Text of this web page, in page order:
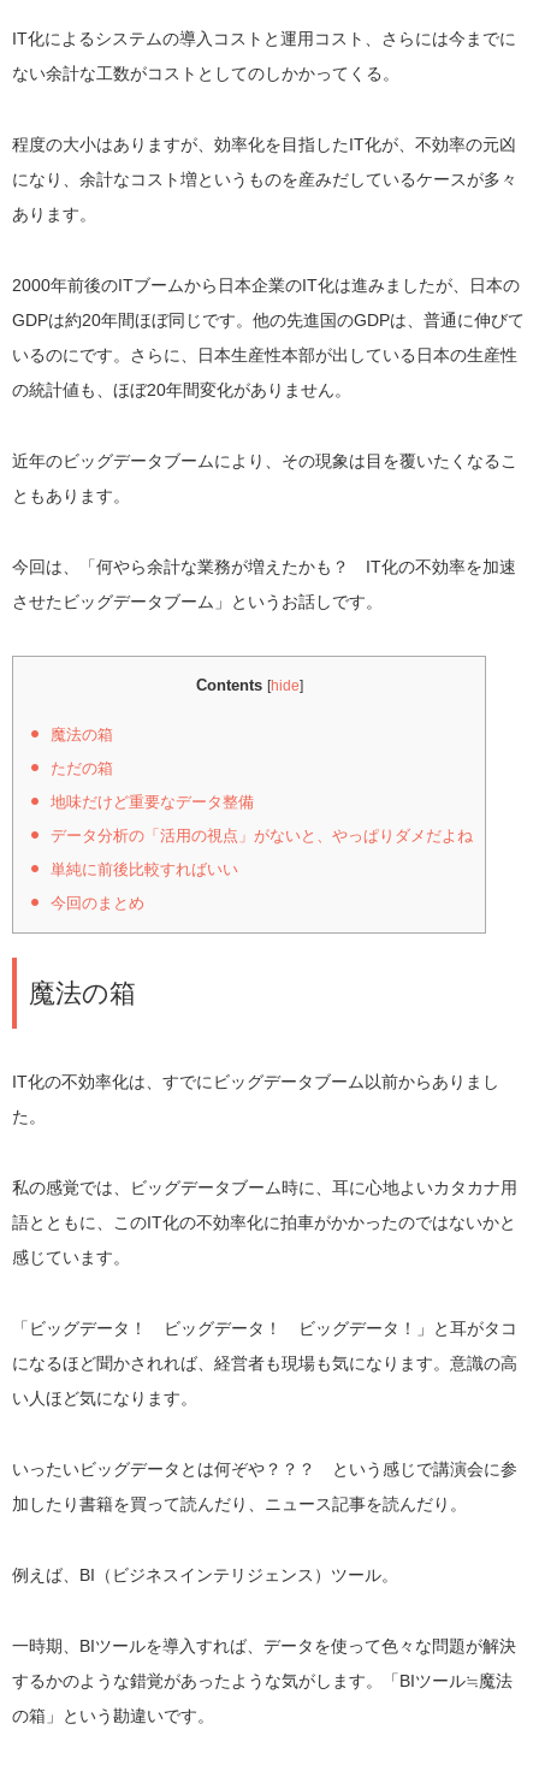
IT化によるシステムの導入コストと運用コスト、さらには今までに
ない余計な工数がコストとしてのしかかってくる。
程度の大小はありますが、効率化を目指したIT化が、不効率の元凶
になり、余計なコスト増というものを産みだしているケースが多々
あります。
2000年前後のITブームから日本企業のIT化は進みましたが、日本の
GDPは約20年間ほぼ同じです。他の先進国のGDPは、普通に伸びて
いるのにです。さらに、日本生産性本部が出している日本の生産性
の統計値も、ほぼ20年間変化がありません。
近年のビッグデータブームにより、その現象は目を覆いたくなるこ
ともあります。
今回は、「何やら余計な業務が増えたかも？ IT化の不効率を加速
させたビッグデータブーム」というお話しです。
Contents [hide]
魔法の箱
ただの箱
地味だけど重要なデータ整備
データ分析の「活用の視点」がないと、やっぱりダメだよね
単純に前後比較すればいい
今回のまとめ
魔法の箱
IT化の不効率化は、すでにビッグデータブーム以前からありまし
た。
私の感覚では、ビッグデータブーム時に、耳に心地よいカタカナ用
語とともに、このIT化の不効率化に拍車がかかったのではないかと
感じています。
「ビッグデータ！ ビッグデータ！ ビッグデータ！」と耳がタコ
になるほど聞かされれば、経営者も現場も気になります。意識の高
い人ほど気になります。
いったいビッグデータとは何ぞや？？？ という感じで講演会に参
加したり書籍を買って読んだり、ニュース記事を読んだり。
例えば、BI（ビジネスインテリジェンス）ツール。
一時期、BIツールを導入すれば、データを使って色々な問題が解決
するかのような錯覚があったような気がします。「BIツール≒魔法
の箱」という勘違いです。